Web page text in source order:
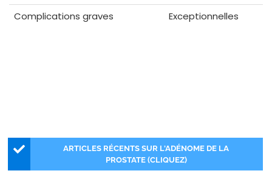
Complications graves
Exceptionnelles
ARTICLES RÉCENTS SUR L'ADÉNOME DE LA
PROSTATE (CLIQUEZ)